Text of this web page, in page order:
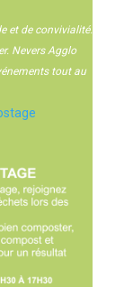
et de convivialité.
Nevers Agglo
tout au